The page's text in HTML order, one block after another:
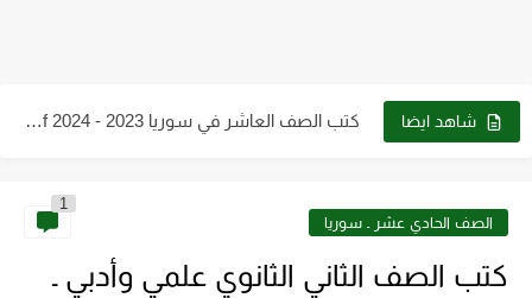
شاهد ايضا كتب الصف الثاني الثانوي علمي وأدبي ـ سوريا 2023 -...
تحميل كتاب فيزياء الحيود pdf د. سامي مظلوم صالح الصف الحادي عشر ـ سوريا
1
كتب الصف الثاني الثانوي علمي وأدبي ـ